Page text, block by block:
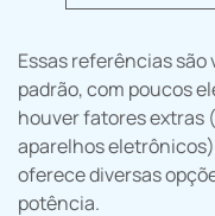
Essas referências
padrão, com poucos
houver fatores extras
aparelhos
oferece diversas
potência.